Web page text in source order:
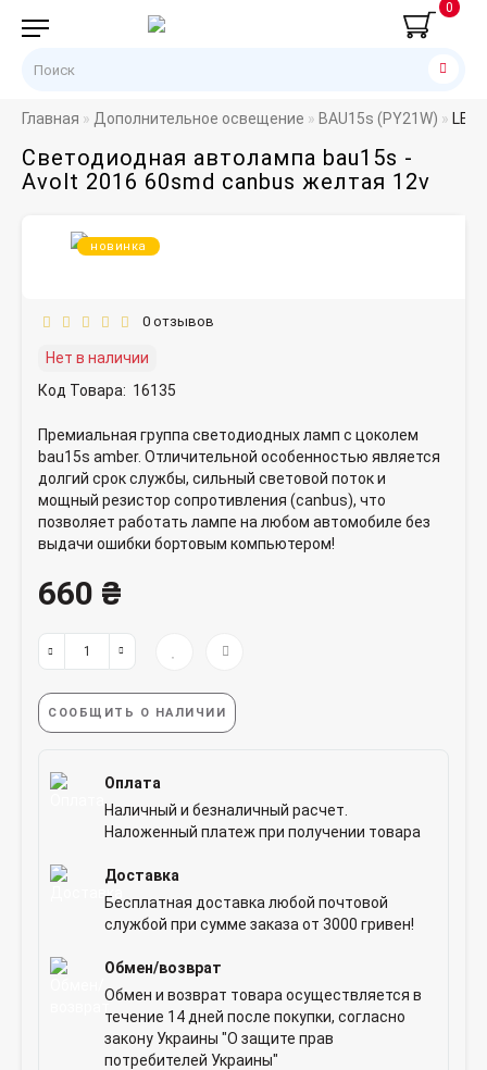
0
Главная Дополнительное освещение BAU15s (PY21W)
Светодиодная автолампа bau15s -
Avolt 2016 60smd canbus желтая 12v
новинка
0 отзывов
Нет в наличии
Код Товара: 16135
Премиальная группа светодиодных ламп с цоколем
bau15s amber. Отличительной особенностью является
долгий срок службы, сильный световой поток и
мощный резистор сопротивления (canbus), что
позволяет работать лампе на любом автомобиле без
выдачи ошибки бортовым компьютером!
660 ₴
СООБЩИТЬ О НАЛИЧИИ
Оплата
Наличный и безналичный расчет.
Наложенный платеж при получении товара
Доставка
Бесплатная доставка любой почтовой
службой при сумме заказа от 3000 гривен!
Обмен/возврат
Обмен и возврат товара осуществляется в
течение 14 дней после покупки, согласно
закону Украины "О защите прав
потребителей Украины"